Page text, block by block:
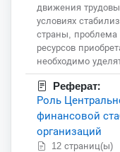
движения
условиях
страны, проблема
ресурсов
необходимо
Реферат:
Роль
финансовой
организаций
12 страниц(ы)